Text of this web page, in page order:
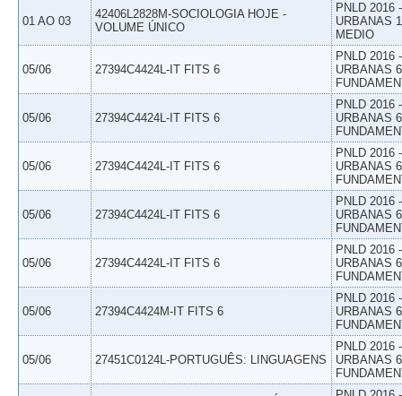
01 AO 03
42406L2828M-SOCIOLOGIA HOJE -
VOLUME ÚNICO
PNLD 2016
URBANAS
MEDIO
05/06 27394C4424L-IT FITS 6
PNLD 2016
URBANAS
05/06 27394C4424L-IT FITS 6
PNLD 2016
URBANAS
05/06 27394C4424L-IT FITS 6
PNLD 2016
URBANAS
05/06 27394C4424L-IT FITS 6
PNLD 2016
URBANAS
05/06 27394C4424L-IT FITS 6
PNLD 2016
URBANAS
05/06 27394C4424M-IT FITS 6
PNLD 2016
URBANAS
05/06 27451C0124L-PORTUGUÊS: LINGUAGENS
PNLD 2016
URBANAS